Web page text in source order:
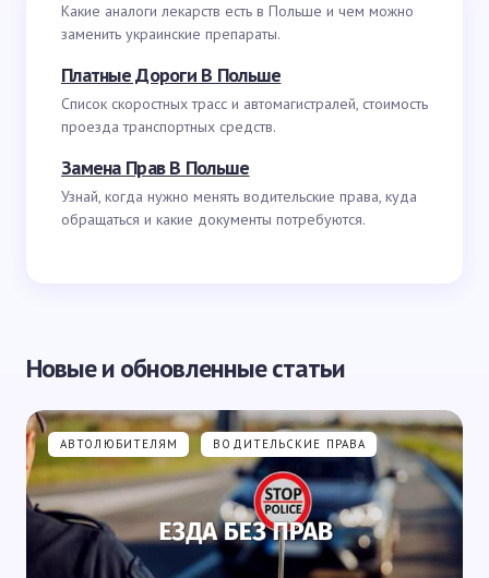
Какие аналоги лекарств есть в Польше и чем можно
заменить украинские препараты.
Платные Дороги В Польше
Список скоростных трасс и автомагистралей, стоимость
проезда транспортных средств.
Замена Прав В Польше
Узнай, когда нужно менять водительские права, куда
обращаться и какие документы потребуются.
Новые и обновленные статьи
АВТОЛЮБИТЕЛЯМ ВОДИТЕЛЬСКИЕ ПРАВА